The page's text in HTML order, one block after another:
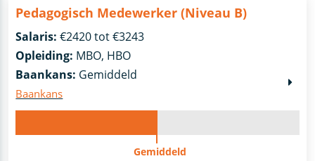
Pedagogisch Medewerker (Niveau B)
Salaris: €2420 tot €3243
Opleiding: MBO, HBO
Baankans: Gemiddeld
Baankans
Gemiddeld